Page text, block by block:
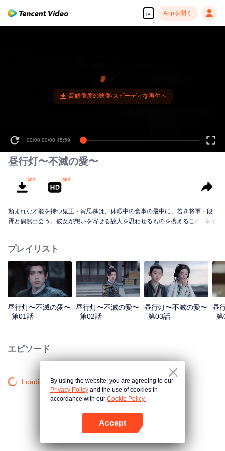
ja Appを開く
00:00:00/00:45:59
昼行灯〜不滅の愛〜
類まれな才能を持つ鬼王・賀思慕は、休暇中の食事の最中に、若き将軍・段
胥と偶然出会う。彼女が想いを寄せる故人を思わせるものを携えるこの若将
賀思慕の固い信念と孤独に気づいていく。 寿命わずか百年の凡夫と、四百歳
にしてなお少女の姿を留める悪鬼——二人は愛を胸に、時の奔流に抗う。
全て
プレイリスト
昼行灯〜不滅の愛〜
_第01話
昼行灯〜不滅の愛〜
_第02話
昼行灯〜不滅の愛〜
_第03話
昼
_
エピソード
Loading…By using the website, you are agreeing to our
Privacy Policy and the use of cookies in
accordance with our Cookie Policy.
Accept